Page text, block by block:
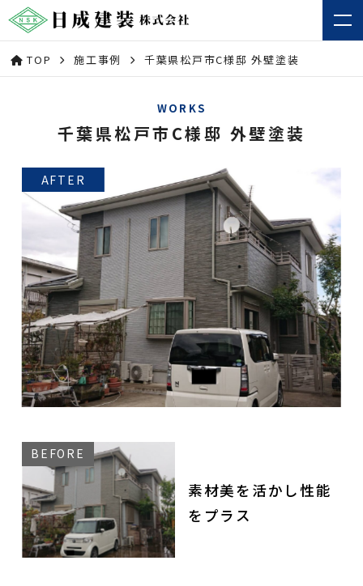
TOP 施工事例 千葉県松戸市C様邸 外壁塗装
WORKS
千葉県松戸市C様邸 外壁塗装
素材美を活かし性能
をプラス